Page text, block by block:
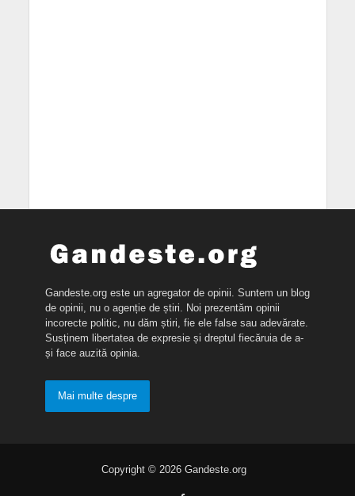
Gandeste.org este un agregator de opinii. Suntem un blog
de opinii, nu o agenție de știri. Noi prezentăm opinii
incorecte politic, nu dăm știri, fie ele false sau adevărate.
Susținem libertatea de expresie și dreptul fiecăruia de a-
și face auzită opinia.
Mai multe despre
Copyright © 2026 Gandeste.org